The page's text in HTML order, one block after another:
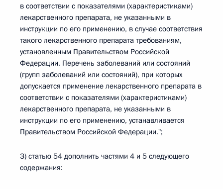
в соответствии с показателями (характеристиками)
лекарственного препарата, не указанными в
инструкции по его применению, в случае соответствия
такого лекарственного препарата требованиям,
установленным Правительством Российской
Федерации. Перечень заболеваний или состояний
(групп заболеваний или состояний), при которых
допускается применение лекарственного препарата в
соответствии с показателями (характеристиками)
лекарственного препарата, не указанными в
инструкции по его применению, устанавливается
Правительством Российской Федерации.";
3) статью 54 дополнить частями 4 и 5 следующего
содержания: